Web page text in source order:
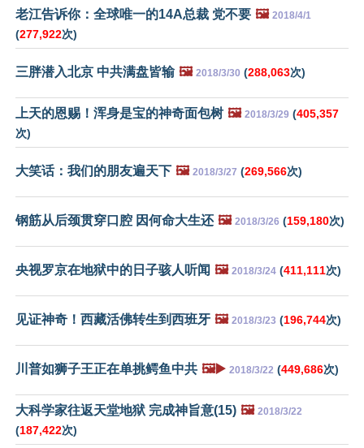
老江告诉你：全球唯一的14A总裁 党不要 🖼️ 2018/4/1
(277,922次)
三胖潜入北京 中共满盘皆输 🖼️ 2018/3/30 (288,063次)
上天的恩赐！浑身是宝的神奇面包树 🖼️ 2018/3/29 (405,357
次)
大笑话：我们的朋友遍天下 🖼️ 2018/3/27 (269,566次)
钢筋从后颈贯穿口腔 因何命大生还 🖼️ 2018/3/26 (159,180次)
央视罗京在地狱中的日子骇人听闻 🖼️ 2018/3/24 (411,111次)
见证神奇！西藏活佛转生到西班牙 🖼️ 2018/3/23 (196,744次)
川普如狮子王正在单挑鳄鱼中共 🖼️▶️ 2018/3/22 (449,686次)
大科学家往返天堂地狱 完成神旨意(15) 🖼️ 2018/3/22
(187,422次)